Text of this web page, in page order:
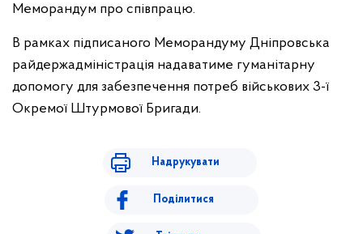
Меморандум про співпрацю.
В рамках підписаного Меморандуму Дніпровська
райдержадміністрація надаватиме гуманітарну
допомогу для забезпечення потреб військових 3-ї
Окремої Штурмової Бригади.
Надрукувати
Поділитися